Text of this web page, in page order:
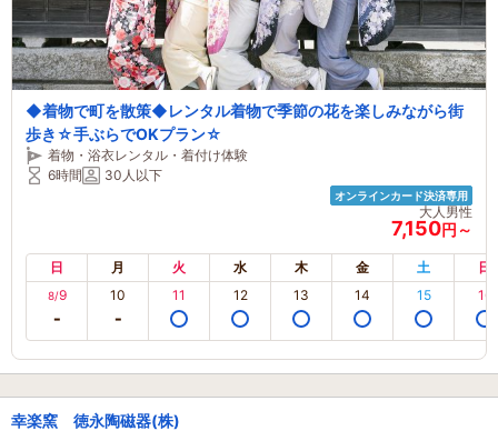
◆着物で町を散策◆レンタル着物で季節の花を楽しみながら街
歩き☆手ぶらでOKプラン☆
着物・浴衣レンタル・着付け体験
6時間
30人以下
オンラインカード決済専用
大人男性
7,150円～
日 月 火 水 木 金 土 日
8/9 10 11 12 13 14 15 16
幸楽窯 徳永陶磁器(株)